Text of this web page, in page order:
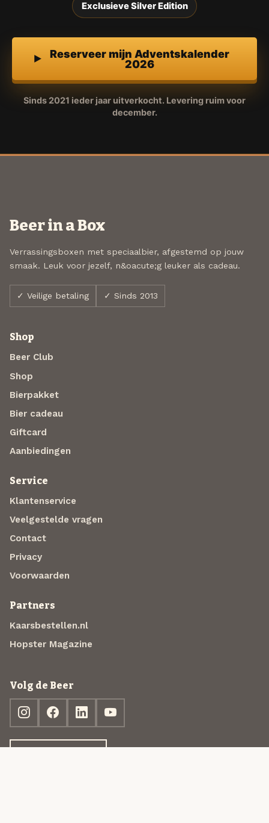
Exclusieve Silver Edition
Reserveer mijn Adventskalender
2026
Sinds 2021 ieder jaar uitverkocht. Levering ruim voor
december.
Beer in a Box
Verrassingsboxen met speciaalbier, afgestemd op jouw
smaak. Leuk voor jezelf, n&oacute;g leuker als cadeau.
✓ Veilige betaling ✓ Sinds 2013
Shop
Beer Club
Shop
Bierpakket
Bier cadeau
Giftcard
Aanbiedingen
Service
Klantenservice
Veelgestelde vragen
Contact
Privacy
Voorwaarden
Partners
Kaarsbestellen.nl
Hopster Magazine
Volg de Beer